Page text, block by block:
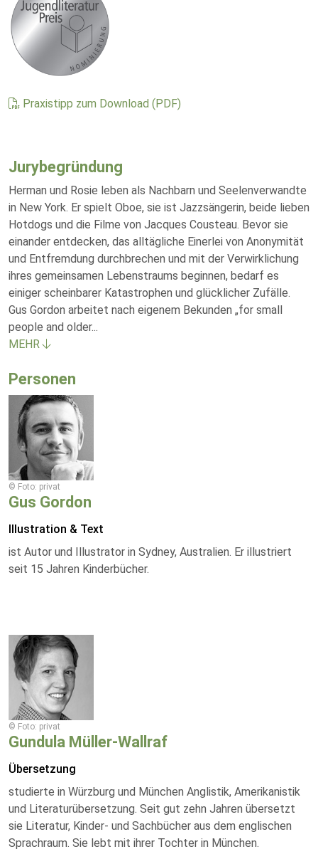
Praxistipp zum Download (PDF)
Jurybegründung
Herman und Rosie leben als Nachbarn und Seelenverwandte
in New York. Er spielt Oboe, sie ist Jazzsängerin, beide lieben
Hotdogs und die Filme von Jacques Cousteau. Bevor sie
einander entdecken, das alltägliche Einerlei von Anonymität
und Entfremdung durchbrechen und mit der Verwirklichung
ihres gemeinsamen Lebenstraums beginnen, bedarf es
einiger scheinbarer Katastrophen und glücklicher Zufälle.
Gus Gordon arbeitet nach eigenem Bekunden „for small
people and older...
MEHR
Personen
© Foto: privat
Gus Gordon
Illustration & Text
ist Autor und Illustrator in Sydney, Australien. Er illustriert
seit 15 Jahren Kinderbücher.
© Foto: privat
Gundula Müller-Wallraf
Übersetzung
studierte in Würzburg und München Anglistik, Amerikanistik
und Literaturübersetzung. Seit gut zehn Jahren übersetzt
sie Literatur, Kinder- und Sachbücher aus dem englischen
Sprachraum. Sie lebt mit ihrer Tochter in München.